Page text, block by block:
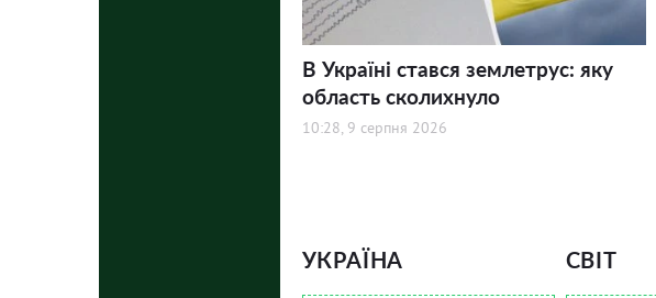
В Україні стався землетрус: яку
область сколихнуло
10:28, 9 серпня 2026
УКРАЇНА СВІТ